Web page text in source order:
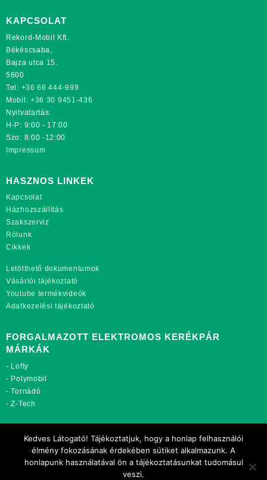
KAPCSOLAT
Rekord-Mobil Kft.
Békéscsaba,
Bajza utca 15.
5600
Tel: +36 66 444-999
Mobil: +36 30 9451-436
Nyitvatartás:
H-P: 9:00 - 17:00
Szo: 8:00 -12:00
Impressum
HASZNOS LINKEK
Kapcsolat
Házhozszállítás
Szakszerviz
Rólunk
Cikkek
Letölthető dokumentumok
Vásárlói tájékoztató
Youtube termékvideók
Adatkezelési tájékoztató
FORGALMAZOTT ELEKTROMOS KERÉKPÁR
MÁRKÁK
- Lofty
- Polymobil
-Tornádó
-Z-Tech
rekordmobil.hu
rekordmotor.hu
motorkerekparalkatreszek.hu
Kedves Látogató! Tájékoztatjuk, hogy a honlap felhasználói
élmény fokozásának érdekében sütiket alkalmazunk. A
honlapunk használatával ön a tájékoztatásunkat tudomásul
veszi.